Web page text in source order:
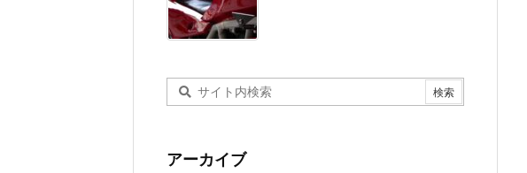
アーカイブ